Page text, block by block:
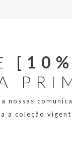
nossas
a coleção